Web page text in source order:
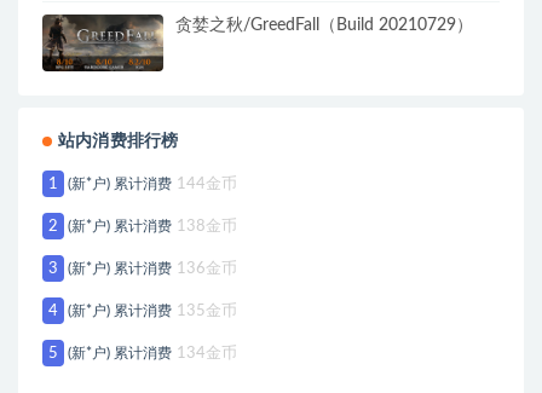
贪婪之秋/GreedFall（Build 20210729）
站内消费排行榜
1 (新*户) 累计消费 144金币
2 (新*户) 累计消费 138金币
3 (新*户) 累计消费 136金币
4 (新*户) 累计消费 135金币
5 (新*户) 累计消费 134金币